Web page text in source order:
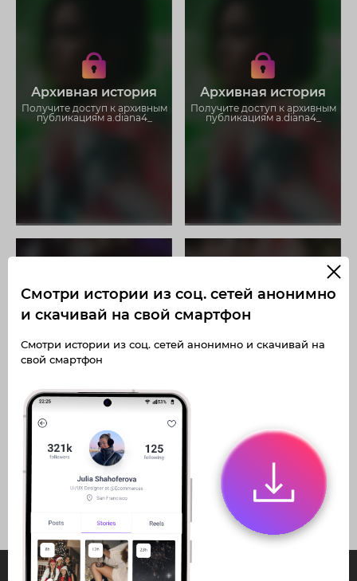
Архивная история
Получите доступ к архивным
публикациям a.diana4_
Получите доступ к архивным
историям a.diana4_
Не отвлекайтесь на рекламу
Загружайте истории без
ограничений
Архивная история
Получите доступ к архивным
публикациям a.diana4_
Получите доступ к архивным
историям a.diana4_
Не отвлекайтесь на рекламу
Загружайте истории без
ограничений
Получите доступ к архивным
публикациям a.diana4_
Получите доступ к архивным
историям a.diana4_
Не отвлекайтесь на рекламу
ограничений
Получите доступ к архивным
Смотри истории из соц. сетей анонимно
и скачивай на свой смартфон
Смотри истории из соц. сетей анонимно и скачивай на
свой смартфон